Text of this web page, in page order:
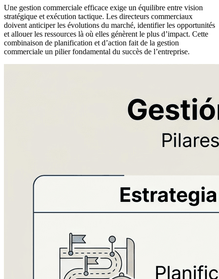
Une gestion commerciale efficace exige un équilibre entre vision
stratégique et exécution tactique. Les directeurs commerciaux
doivent anticiper les évolutions du marché, identifier les opportunités
et allouer les ressources là où elles génèrent le plus d’impact. Cette
combinaison de planification et d’action fait de la gestion
commerciale un pilier fondamental du succès de l’entreprise.